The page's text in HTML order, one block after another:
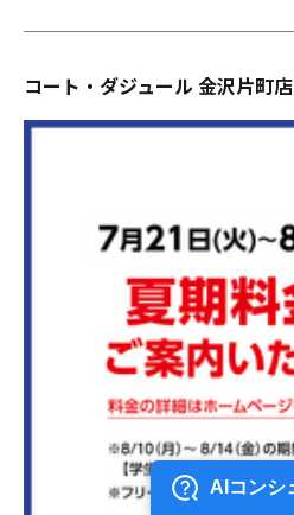
コート・ダジュール 金沢片町店